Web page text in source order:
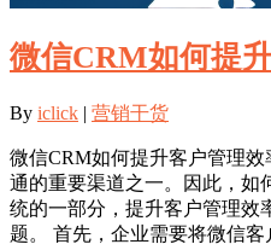
微信CRM如何提
By iclick | 营销干货
微信CRM如何提升客户管理
通的重要渠道之一。因此，如
统的一部分，提升客户管理效
题。 首先，企业需要将微信